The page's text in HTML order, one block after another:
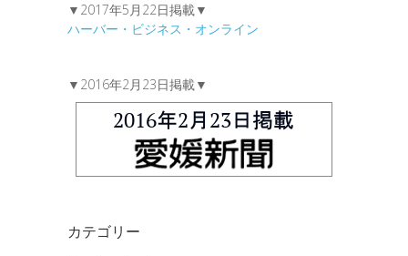
▼2017年5月22日掲載▼
ハーバー・ビジネス・オンライン
▼2016年2月23日掲載▼
カテゴリー